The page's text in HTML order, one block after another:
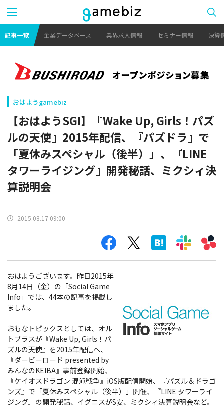
記事一覧 企業データベース 業界求人情報 セミナー情報 決算
おはようgamebiz
【おはようSGI】『Wake Up, Girls！パズ
ルの天使』2015年配信、『パズドラ』で
「夏休みスペシャル（後半）」、『LINE
タワーライジング』開発秘話、ミクシィ決
算説明会
2015.08.17 09:00
おはようございます。昨日2015年
8月14日（金）の「Social Game
Info」では、44本の記事を掲載し
ました。
おもなトピックスとしては、オル
トプラスが『Wake Up, Girls！パ
ズルの天使』を2015年配信へ、
『ダービーロード presented by
みんなのKEIBA』事前登録開始、
『ケイオスドラゴン 混沌戦争』iOS版配信開始、『パズル＆ドラゴ
ンズ』で「夏休みスペシャル（後半）」開催、『LINE タワーライ
ジング』の開発秘話、イグニスがS安、ミクシィ決算説明会など。